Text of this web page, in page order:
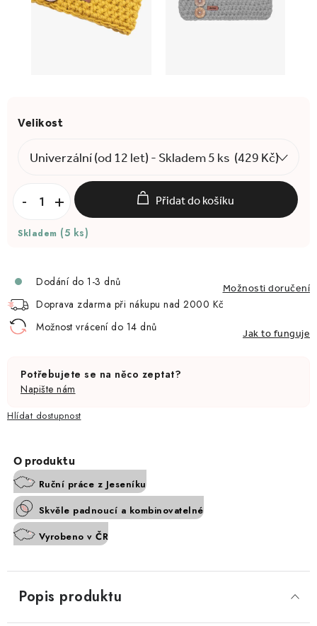
Přidat do košíku
Skladem (5 ks)
Dodání do 1-3 dnů Možnosti doručení
Doprava zdarma při nákupu nad 2000 Kč
Možnost vrácení do 14 dnů
Jak to funguje
Potřebujete se na něco zeptat?
Napište nám
Hlídat
Ruční práce z Jeseníku
Skvěle padnoucí a kombinovatelné
Vyrobeno v ČR
Popis produktu